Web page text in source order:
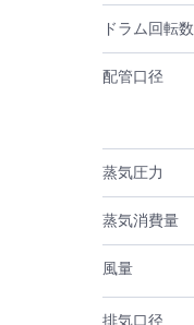
ドラム回転数
配管口径
蒸気圧力
蒸気消費量
風量
排気口径